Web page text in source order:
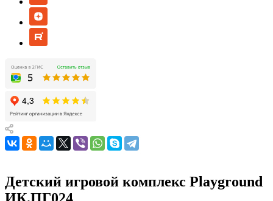
Детский игровой комплекс Playground